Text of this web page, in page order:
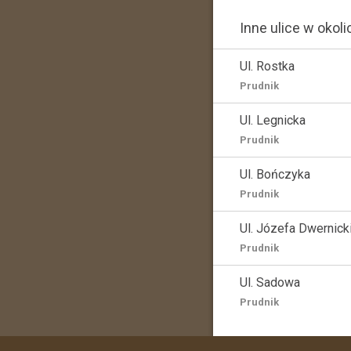
Inne ulice w
Ul. Rostka
Prudnik
Ul. Legnicka
Prudnik
Ul. Bończyka
Prudnik
Ul. Józefa
Prudnik
Ul. Sadowa
Prudnik